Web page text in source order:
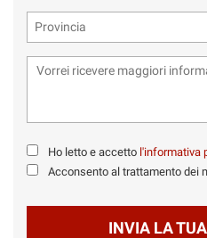
Ho letto e accetto l'informativa
Acconsento al trattamento dei
INVIA LA
Cookie per il
Cookie analitici
Leggi
cookie